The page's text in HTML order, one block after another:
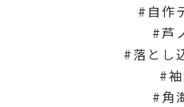
自作
芦
落とし
角